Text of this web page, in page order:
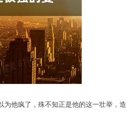
他疯了，殊不知正是他的这一壮举，造